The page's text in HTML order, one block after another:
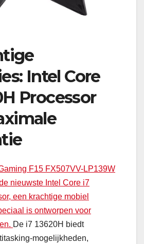
Intel Core
Processor
F15 FX507VV-LP139W
nieuwste Intel Core i7
een krachtige mobiel
is ontworpen voor
De i7 13620H biedt
mogelijkheden,